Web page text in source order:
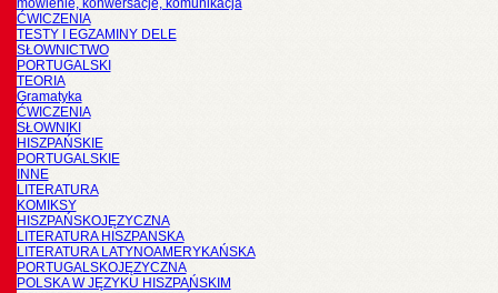
mówienie, konwersacje, komunikacja
ĆWICZENIA
TESTY I EGZAMINY DELE
SŁOWNICTWO
PORTUGALSKI
TEORIA
Gramatyka
ĆWICZENIA
SŁOWNIKI
HISZPAŃSKIE
PORTUGALSKIE
INNE
LITERATURA
KOMIKSY
HISZPAŃSKOJĘZYCZNA
LITERATURA HISZPANSKA
LITERATURA LATYNOAMERYKAŃSKA
PORTUGALSKOJĘZYCZNA
POLSKA W JĘZYKU HISZPAŃSKIM